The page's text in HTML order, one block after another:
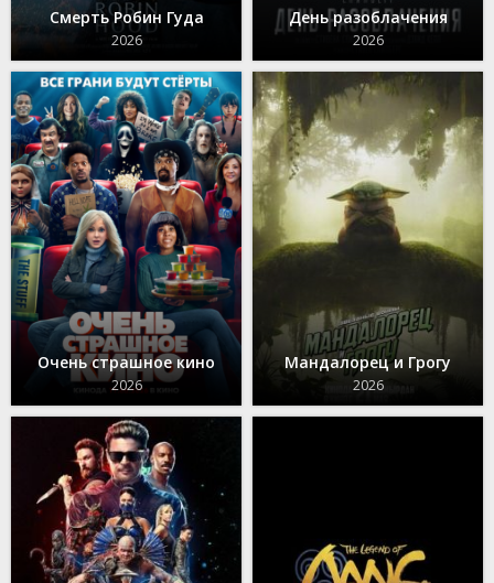
Смерть Робин Гуда
2026
День разоблачения
2026
Очень страшное кино
2026
Мандалорец и Грогу
2026